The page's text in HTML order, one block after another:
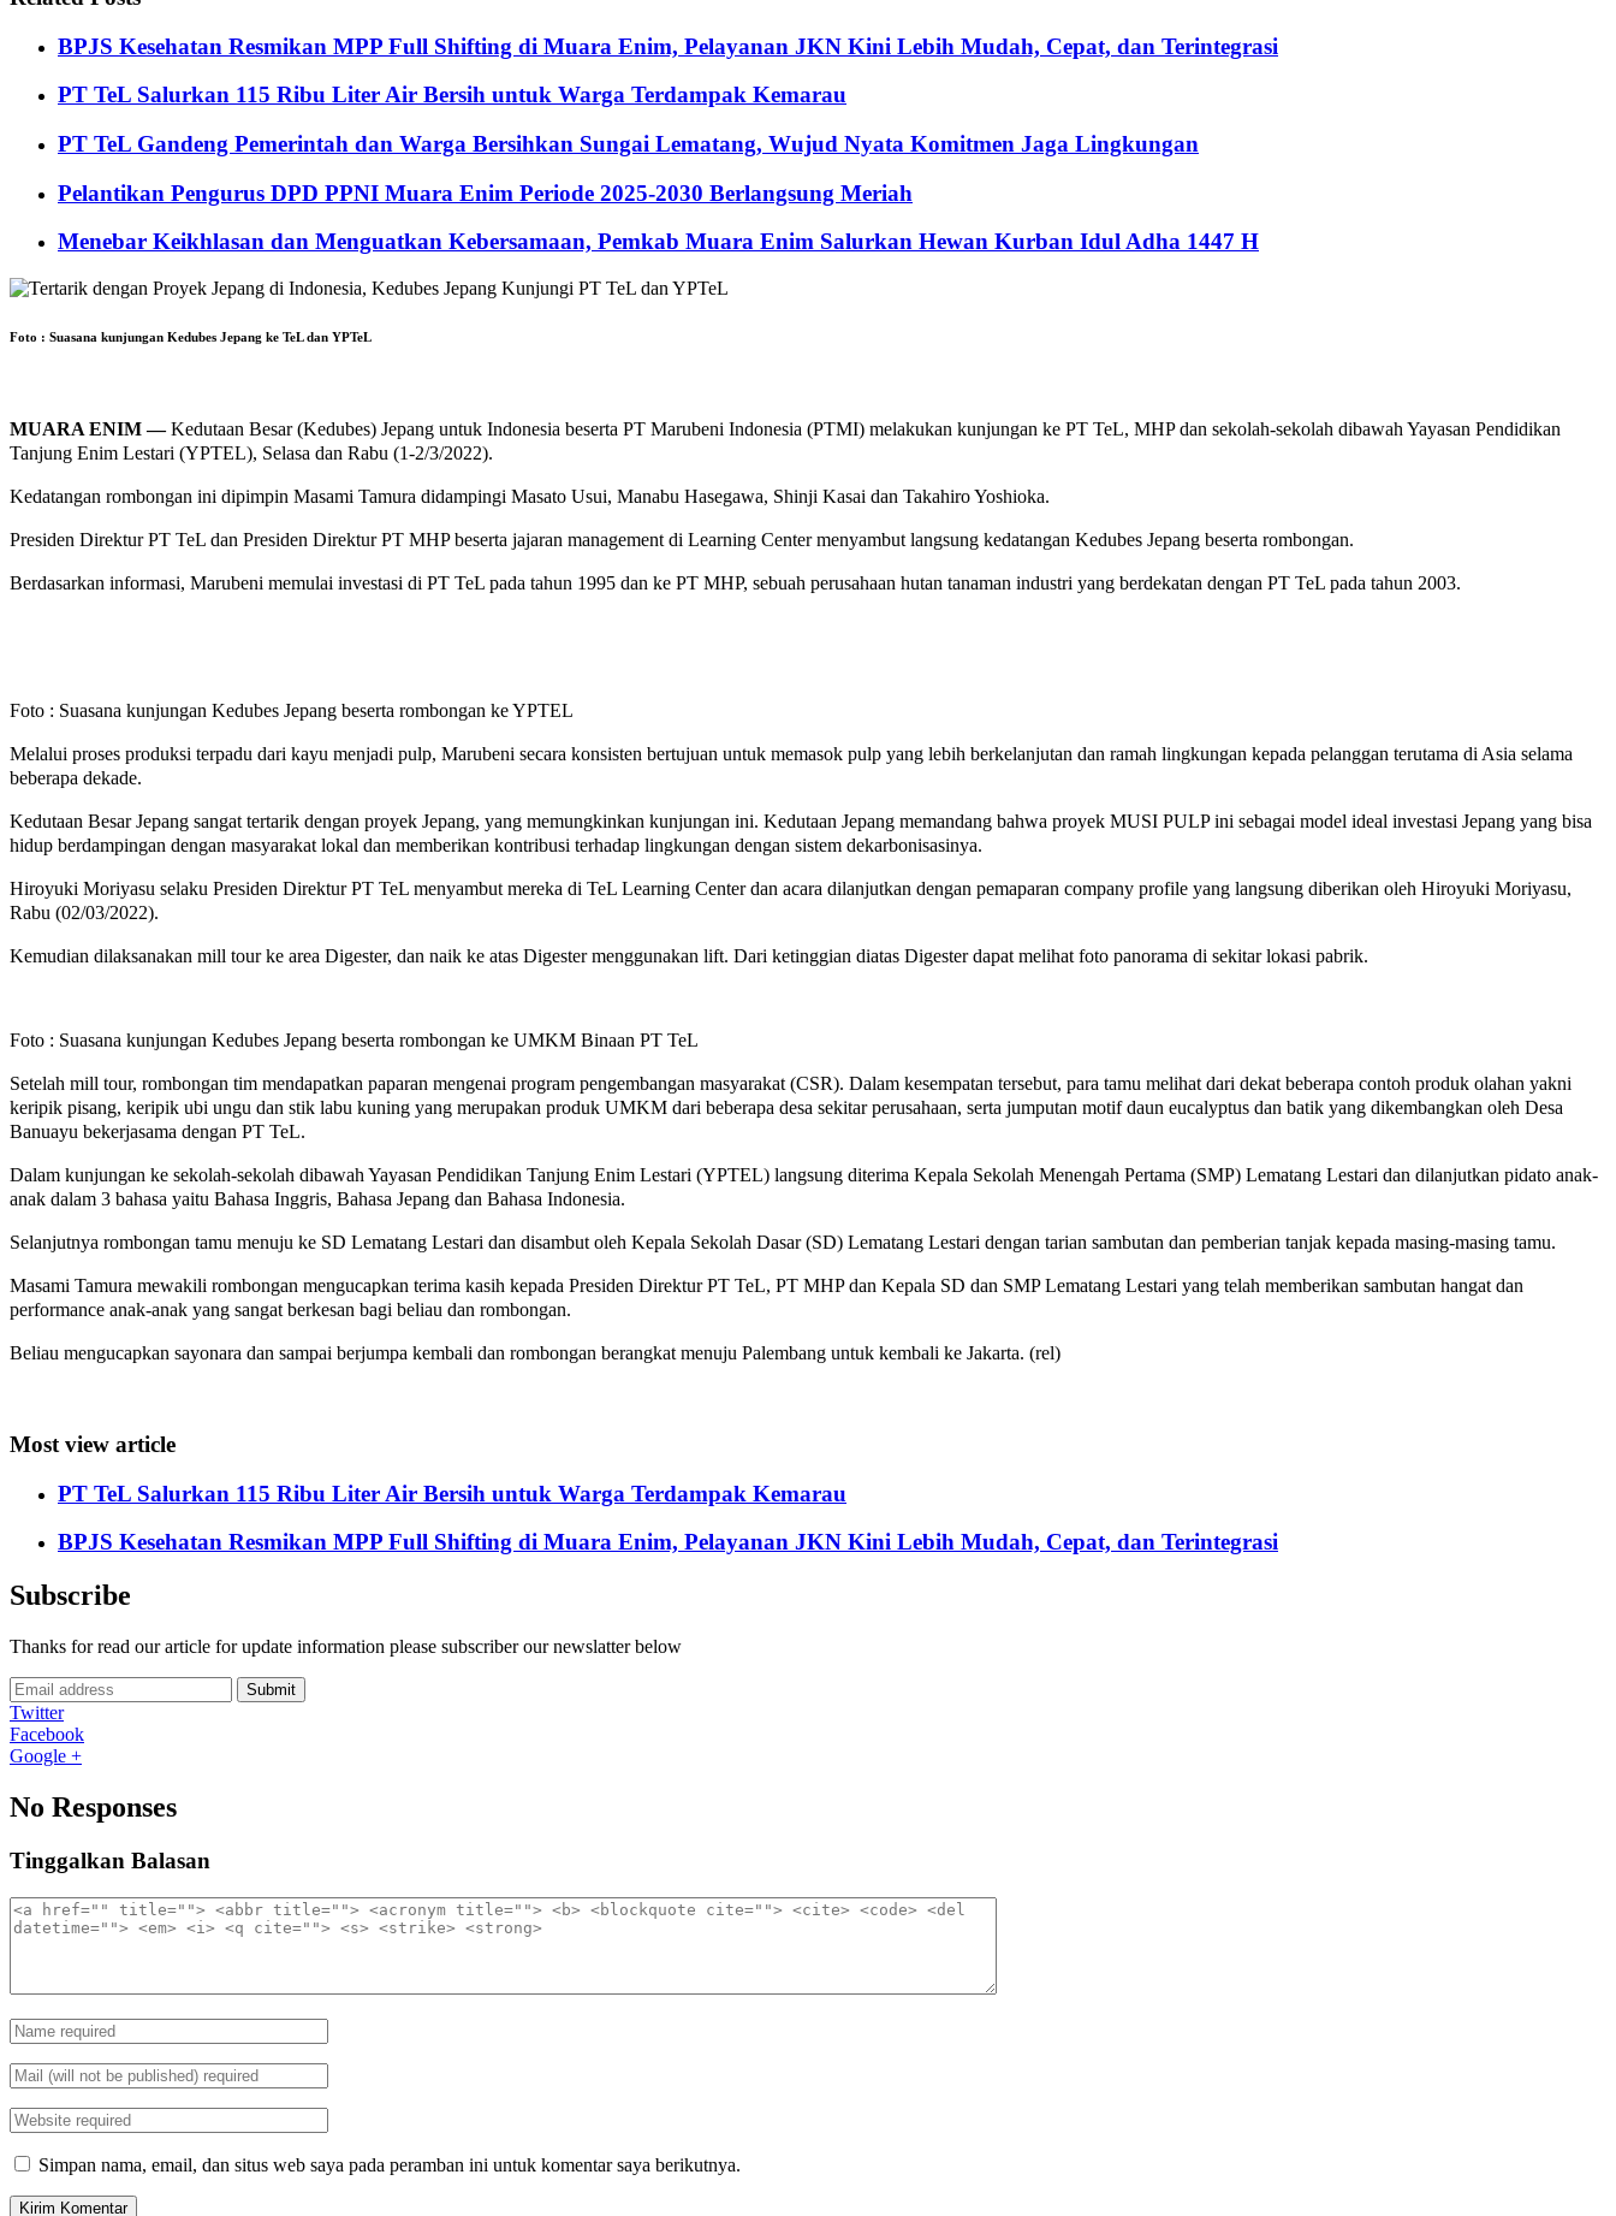
BPJS Kesehatan Resmikan MPP Full Shifting di Muara Enim, Pelayanan JKN Kini Lebih Mudah, Cepat, dan Terintegrasi
PT TeL Salurkan 115 Ribu Liter Air Bersih untuk Warga Terdampak Kemarau
PT TeL Gandeng Pemerintah dan Warga Bersihkan Sungai Lematang, Wujud Nyata Komitmen Jaga Lingkungan
Pelantikan Pengurus DPD PPNI Muara Enim Periode 2025-2030 Berlangsung Meriah
Menebar Keikhlasan dan Menguatkan Kebersamaan, Pemkab Muara Enim Salurkan Hewan Kurban Idul Adha 1447 H
Foto : Suasana kunjungan Kedubes Jepang ke TeL dan YPTeL
MUARA ENIM —Kedutaan Besar (Kedubes) Jepang untuk Indonesia beserta PT Marubeni Indonesia (PTMI) melakukan kunjungan ke PT TeL, MHP dan sekolah-sekolah dibawah Yayasan Pendidikan
Tanjung Enim Lestari (YPTEL), Selasa dan Rabu (1-2/3/2022).
Kedatangan rombongan ini dipimpin Masami Tamura didampingi Masato Usui, Manabu Hasegawa, Shinji Kasai dan Takahiro Yoshioka.
Presiden Direktur PT TeL dan Presiden Direktur PT MHP beserta jajaran management di Learning Center menyambut langsung kedatangan Kedubes Jepang beserta rombongan.
Berdasarkan informasi, Marubeni memulai investasi di PT TeL pada tahun 1995 dan ke PT MHP, sebuah perusahaan hutan tanaman industri yang berdekatan dengan PT TeL pada tahun 2003.
Foto : Suasana kunjungan Kedubes Jepang beserta rombongan ke YPTEL
Melalui proses produksi terpadu dari kayu menjadi pulp, Marubeni secara konsisten bertujuan untuk memasok pulp yang lebih berkelanjutan dan ramah lingkungan kepada pelanggan terutama di Asia selama
beberapa dekade.
Kedutaan Besar Jepang sangat tertarik dengan proyek Jepang, yang memungkinkan kunjungan ini. Kedutaan Jepang memandang bahwa proyek MUSI PULP ini sebagai model ideal investasi Jepang yang bisa
hidup berdampingan dengan masyarakat lokal dan memberikan kontribusi terhadap lingkungan dengan sistem dekarbonisasinya.
Hiroyuki Moriyasu selaku Presiden Direktur PT TeL menyambut mereka di TeL Learning Center dan acara dilanjutkan dengan pemaparan company profile yang langsung diberikan oleh Hiroyuki Moriyasu,
Rabu (02/03/2022).
Kemudian dilaksanakan mill tour ke area Digester, dan naik ke atas Digester menggunakan lift. Dari ketinggian diatas Digester dapat melihat foto panorama di sekitar lokasi pabrik.
Foto : Suasana kunjungan Kedubes Jepang beserta rombongan ke UMKM Binaan PT TeL
Setelah mill tour, rombongan tim mendapatkan paparan mengenai program pengembangan masyarakat (CSR). Dalam kesempatan tersebut, para tamu melihat dari dekat beberapa contoh produk olahan yakni
keripik pisang, keripik ubi ungu dan stik labu kuning yang merupakan produk UMKM dari beberapa desa sekitar perusahaan, serta jumputan motif daun eucalyptus dan batik yang dikembangkan oleh Desa
Banuayu bekerjasama dengan PT TeL.
Dalam kunjungan ke sekolah-sekolah dibawah Yayasan Pendidikan Tanjung Enim Lestari (YPTEL) langsung diterima Kepala Sekolah Menengah Pertama (SMP) Lematang Lestari dan dilanjutkan pidato anak-
anak dalam 3 bahasa yaitu Bahasa Inggris, Bahasa Jepang dan Bahasa Indonesia.
Selanjutnya rombongan tamu menuju ke SD Lematang Lestari dan disambut oleh Kepala Sekolah Dasar (SD) Lematang Lestari dengan tarian sambutan dan pemberian tanjak kepada masing-masing tamu.
Masami Tamura mewakili rombongan mengucapkan terima kasih kepada Presiden Direktur PT TeL, PT MHP dan Kepala SD dan SMP Lematang Lestari yang telah memberikan sambutan hangat dan
performance anak-anak yang sangat berkesan bagi beliau dan rombongan.
Beliau mengucapkan sayonara dan sampai berjumpa kembali dan rombongan berangkat menuju Palembang untuk kembali ke Jakarta. (rel)
Most view article
PT TeL Salurkan 115 Ribu Liter Air Bersih untuk Warga Terdampak Kemarau
BPJS Kesehatan Resmikan MPP Full Shifting di Muara Enim, Pelayanan JKN Kini Lebih Mudah, Cepat, dan Terintegrasi
Subscribe
Thanks for read our article for update information please subscriber our newslatter below
Submit
Twitter
Facebook
Google +
No Responses
Tinggalkan Balasan
Simpan nama, email, dan situs web saya pada peramban ini untuk komentar saya berikutnya.